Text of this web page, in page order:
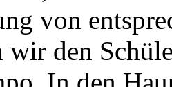
von
wir den